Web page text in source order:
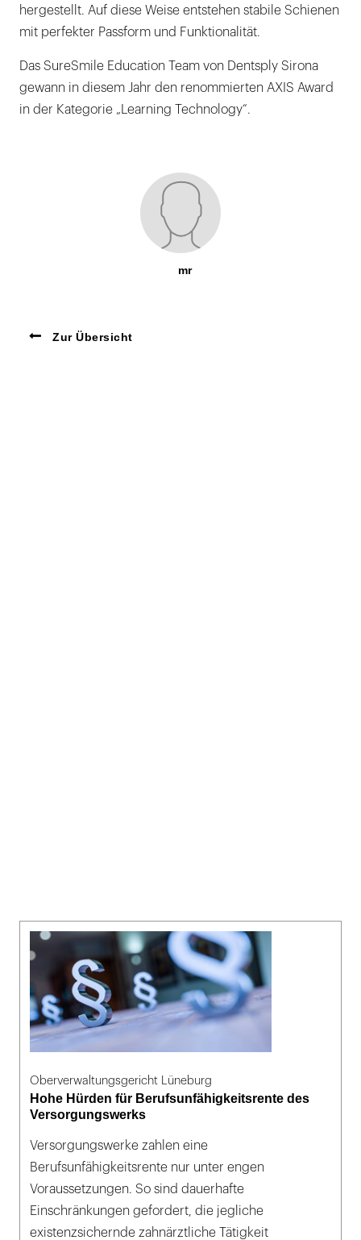
hergestellt. Auf diese Weise entstehen stabile Schienen
mit perfekter Passform und Funktionalität.
Das SureSmile Education Team von Dentsply Sirona
gewann in diesem Jahr den renommierten AXIS Award
in der Kategorie „Learning Technology“.
mr
Zur Übersicht
Oberverwaltungsgericht Lüneburg
Hohe Hürden für Berufsunfähigkeitsrente des
Versorgungswerks
Versorgungswerke zahlen eine
Berufsunfähigkeitsrente nur unter engen
Voraussetzungen. So sind dauerhafte
Einschränkungen gefordert, die jegliche
existenzsichernde zahnärztliche Tätigkeit